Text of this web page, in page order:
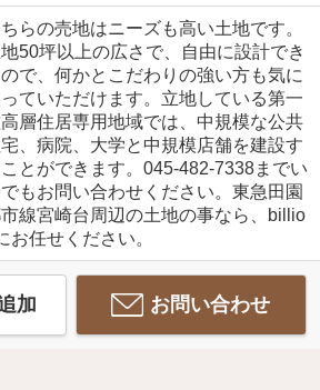
らの売地はニーズも高い土地です。
50坪以上の広さで、自由に設計でき
で、何かとこだわりの強い方も気に
っていただけます。立地している第一
層住居専用地域では、中規模な公共
、病院、大学と中規模店舗を建設す
ことができます。045-482-7338までい
もお問い合わせください。東急田園
線宮崎台周辺の土地の事なら、billio
お任せください。
加 お問い合わせ